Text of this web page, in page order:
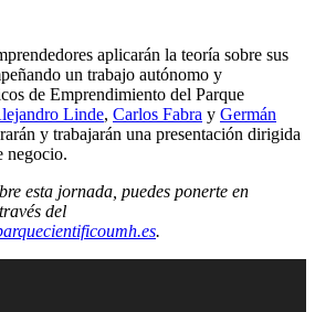
aplicarán la teoría sobre sus
un trabajo autónomo y
de Emprendimiento del Parque
Linde, Carlos Fabra y Germán
y trabajarán una presentación dirigida
negocio.
esta jornada, puedes ponerte en
del
.